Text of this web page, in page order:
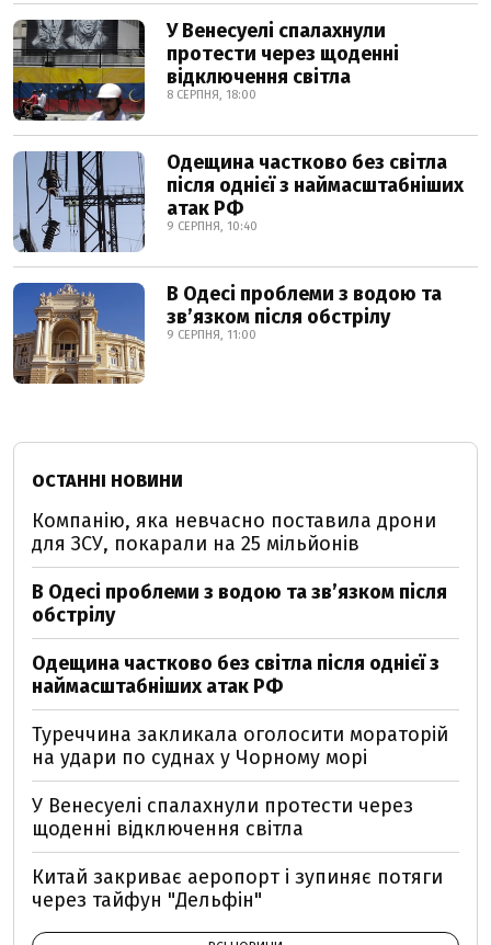
У Венесуелі спалахнули
протести через щоденні
відключення світла
8 СЕРПНЯ, 18:00
Одещина частково без світла
після однієї з наймасштабніших
атак РФ
9 СЕРПНЯ, 10:40
В Одесі проблеми з водою та
звʼязком після обстрілу
9 СЕРПНЯ, 11:00
ОСТАННІ НОВИНИ
Компанію, яка невчасно поставила дрони
для ЗСУ, покарали на 25 мільйонів
В Одесі проблеми з водою та звʼязком після
обстрілу
Одещина частково без світла після однієї з
наймасштабніших атак РФ
Туреччина закликала оголосити мораторій
на удари по суднах у Чорному морі
У Венесуелі спалахнули протести через
щоденні відключення світла
Китай закриває аеропорт і зупиняє потяги
через тайфун "Дельфін"